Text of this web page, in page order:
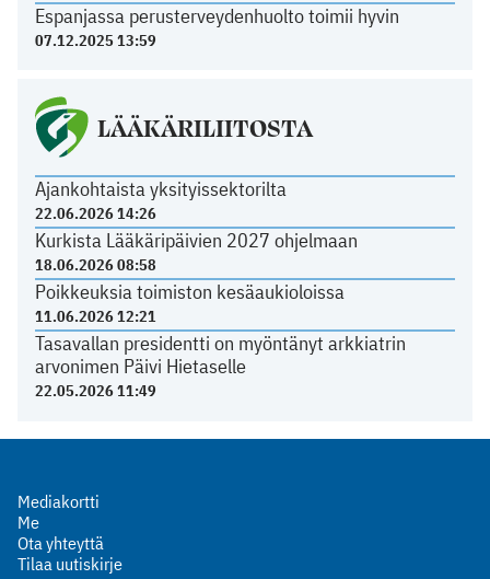
Espanjassa perusterveydenhuolto toimii hyvin
07.12.2025 13:59
LÄÄKÄRILIITOSTA
Ajankohtaista yksityissektorilta
22.06.2026 14:26
Kurkista Lääkäripäivien 2027 ohjelmaan
18.06.2026 08:58
Poikkeuksia toimiston kesäaukioloissa
11.06.2026 12:21
Tasavallan presidentti on myöntänyt arkkiatrin
arvonimen Päivi Hietaselle
22.05.2026 11:49
Mediakortti
Me
Ota yhteyttä
Tilaa uutiskirje